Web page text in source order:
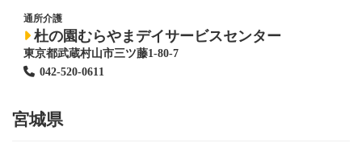
通所介護
杜の園むらやまデイサービスセンター
東京都武蔵村山市三ツ藤1-80-7
042-520-0611
宮城県